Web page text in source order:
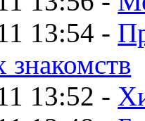
13:54 -
знакомств
13:52 -